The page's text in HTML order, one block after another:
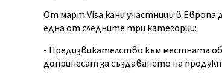
От март Visa кани участници в
една от следните три категории:
- Предизвикателство към местната
допринесат за създаването на